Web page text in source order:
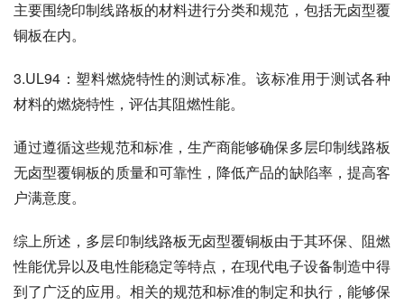
主要围绕印制线路板的材料进行分类和规范，包括无卤型覆
铜板在内。
3.UL94：塑料燃烧特性的测试标准。该标准用于测试各种
材料的燃烧特性，评估其阻燃性能。
通过遵循这些规范和标准，生产商能够确保多层印制线路板
无卤型覆铜板的质量和可靠性，降低产品的缺陷率，提高客
户满意度。
综上所述，多层印制线路板无卤型覆铜板由于其环保、阻燃
性能优异以及电性能稳定等特点，在现代电子设备制造中得
到了广泛的应用。相关的规范和标准的制定和执行，能够保